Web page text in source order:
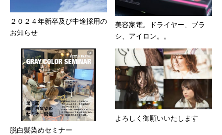
２０２４年新卒及び中途採用の
お知らせ
美容家電。ドライヤー、ブラ
シ、アイロン。。
脱白髪染めセミナー
よろしく御願いいたします